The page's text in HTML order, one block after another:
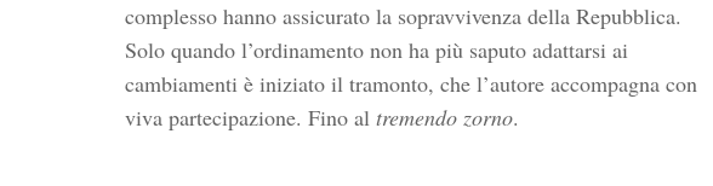
complesso hanno assicurato la sopravvivenza della Repubblica.
Solo quando l’ordinamento non ha più saputo adattarsi ai
cambiamenti è iniziato il tramonto, che l’autore accompagna con
viva partecipazione. Fino al tremendo zorno.